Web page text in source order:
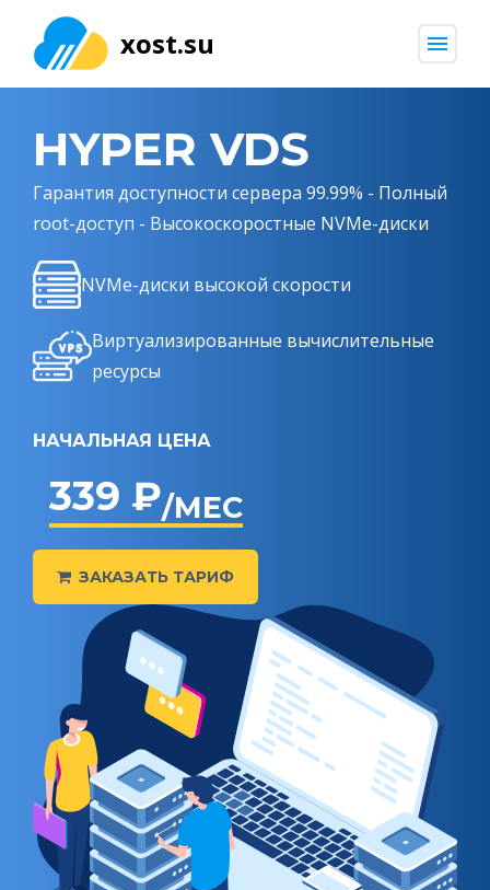
xost.su menu
HYPER VDS
Гарантия доступности сервера 99.99% - Полный
root-доступ - Высокоскоростные NVMe-диски
NVMe-диски высокой скорости
Виртуализированные вычислительные
ресурсы
НАЧАЛЬНАЯ ЦЕНА
339 ₽/МЕС
ЗАКАЗАТЬ ТАРИФ